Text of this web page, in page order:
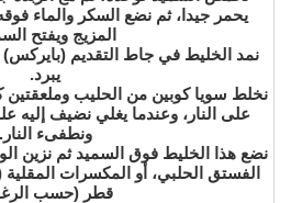
يحمر جيدا، ثم نضع السكر والماء
المزيج ويفتح
نمد الخليط في جاط التقديم
يبرد.
نخلط سويا كوبين من الحليب وملعقتين
على النار، وعندما يغلي نضيف إليه
ونطفىء النار.
نضع هذا الخليط فوق السميد ثم نزين
الفستق الحلبي، أو المكسرات المقلية
قطر (حسب